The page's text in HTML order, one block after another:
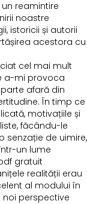
reamintire
noastre
istoricii și autorii
acestora cu
cel mai mult
a-mi provoca
afară din
În timp ce
motivațiile și
făcându-le
senzație de uimire,
un lume
gratuit
realității erau
al modului în
perspective